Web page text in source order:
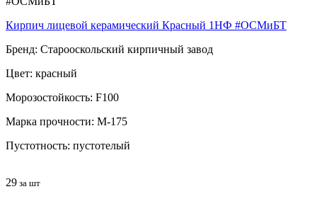
Кирпич лицевой керамический Красный 1НФ #ОСМиБТ
Бренд: Старооскольский кирпичный завод
Цвет: красный
Морозостойкость: F100
Марка прочности: М-175
Пустотность: пустотелый
29 за шт